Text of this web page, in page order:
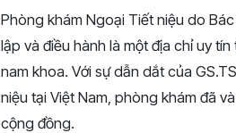
Phòng khám Ngoại Tiết niệu do
lập và điều hành là một địa chỉ uy
nam khoa. Với sự dẫn dắt của
niệu tại Việt Nam, phòng khám đã
cộng đồng.